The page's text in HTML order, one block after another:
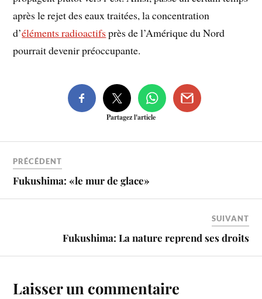
après le rejet des eaux traitées, la concentration
d’éléments radioactifs près de l’Amérique du Nord
pourrait devenir préoccupante.
Partagez l'article
PRÉCÉDENT
Fukushima: «le mur de glace»
SUIVANT
Fukushima: La nature reprend ses droits
Laisser un commentaire